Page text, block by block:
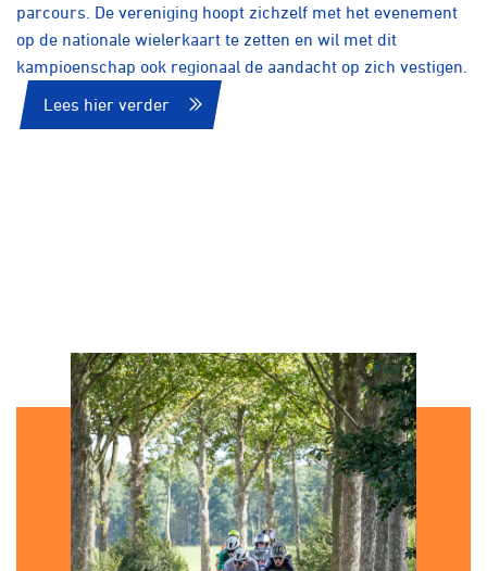
parcours. De vereniging hoopt zichzelf met het evenement
op de nationale wielerkaart te zetten en wil met dit
kampioenschap ook regionaal de aandacht op zich vestigen.
Lees hier verder